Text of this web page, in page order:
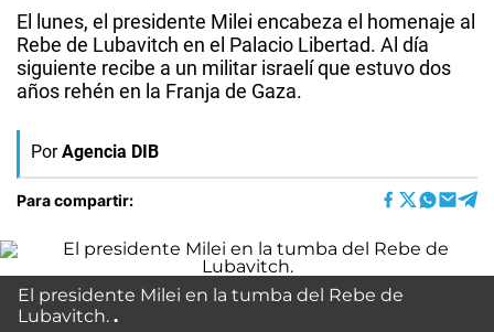
El lunes, el presidente Milei encabeza el homenaje al
Rebe de Lubavitch en el Palacio Libertad. Al día
siguiente recibe a un militar israelí que estuvo dos
años rehén en la Franja de Gaza.
Por Agencia DIB
Para compartir:
El presidente Milei en la tumba del Rebe de
Lubavitch.